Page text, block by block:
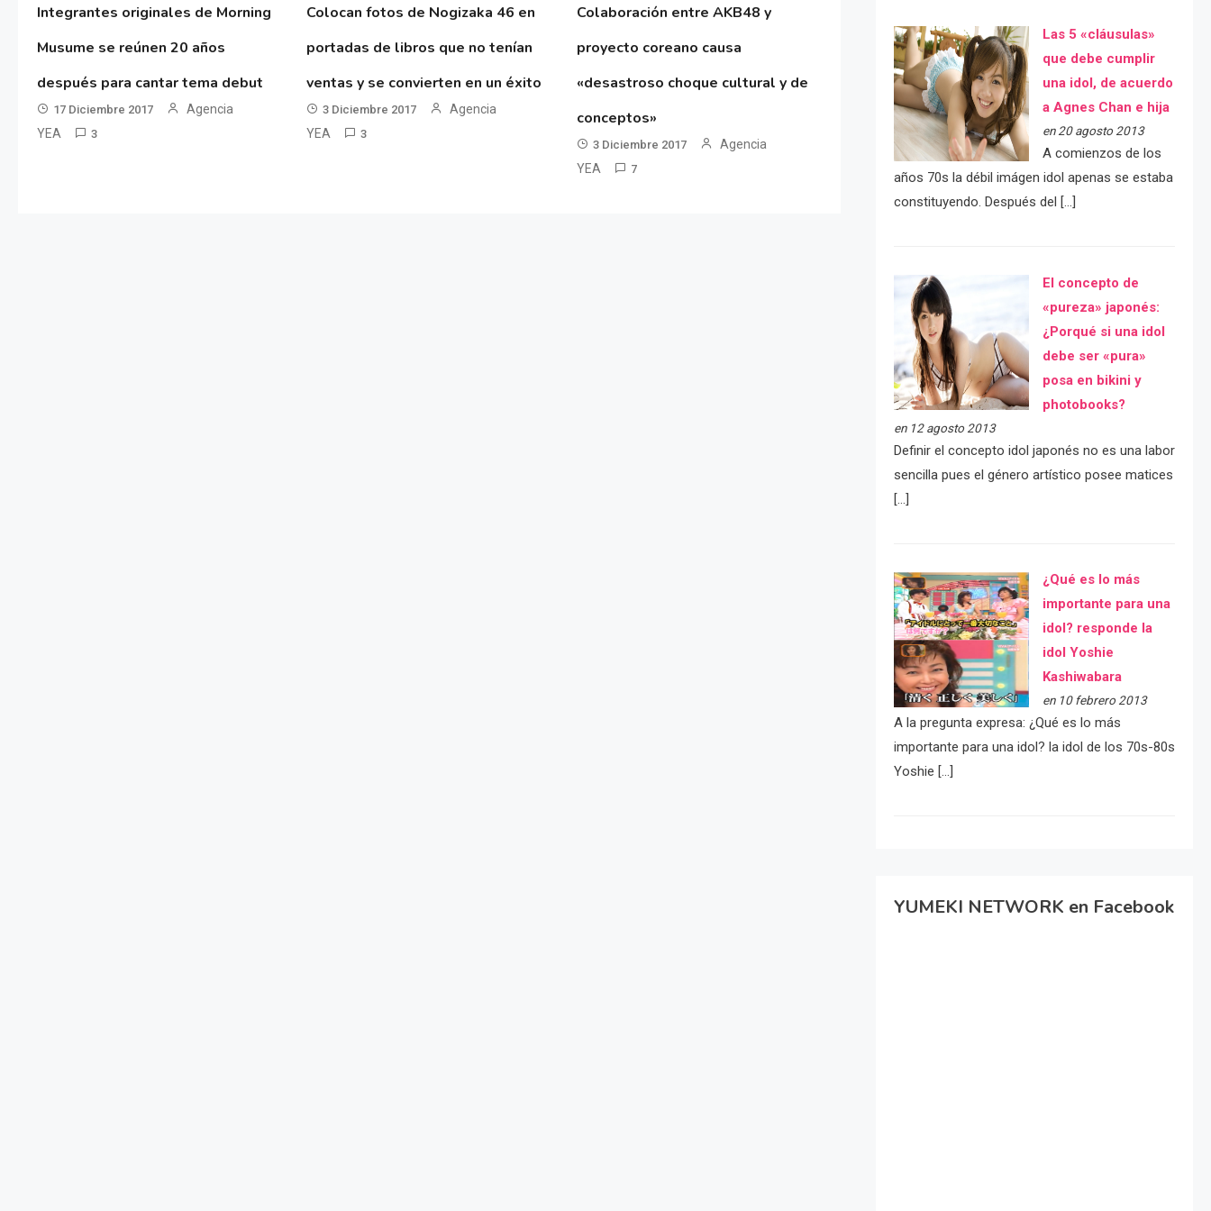
Integrantes originales de Morning
Musume se reúnen 20 años
después para cantar tema debut
17 Diciembre 2017
Agencia
YEA
3
Colocan fotos de Nogizaka 46 en
portadas de libros que no tenían
ventas y se convierten en un éxito
3 Diciembre 2017
Agencia
YEA
3
Colaboración entre AKB48 y
proyecto coreano causa
«desastroso choque cultural y de
conceptos»
3 Diciembre 2017
Agencia
YEA
7
Las 5 «cláusulas»
que debe cumplir
una idol, de acuerdo
a Agnes Chan e hija
en 20 agosto 2013
A comienzos de los
años 70s la débil imágen idol apenas se estaba
constituyendo. Después del […]
El concepto de
«pureza» japonés:
¿Porqué si una idol
debe ser «pura»
posa en bikini y
photobooks?
en 12 agosto 2013
Definir el concepto idol japonés no es una labor
sencilla pues el género artístico posee matices
[…]
¿Qué es lo más
importante para una
idol? responde la
idol Yoshie
Kashiwabara
en 10 febrero 2013
A la pregunta expresa: ¿Qué es lo más
importante para una idol? la idol de los 70s-80s
Yoshie […]
YUMEKI NETWORK en Facebook